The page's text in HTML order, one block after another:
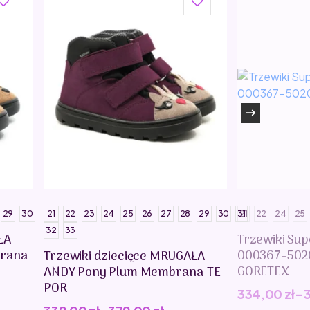
29 30 21 22 23 24 25 26 27 28 29 30
31
32
33
Trzewiki dziecięce MRUGAŁA
ANDY Pony Plum Membrana TE-
POR
21 22 24 25
Trzewiki
000367-
GORETEX
334,00 zł–